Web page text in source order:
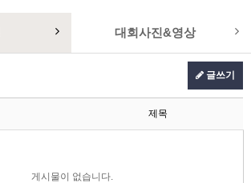
대회사진&영상
글쓰기
제목
게시물이 없습니다.